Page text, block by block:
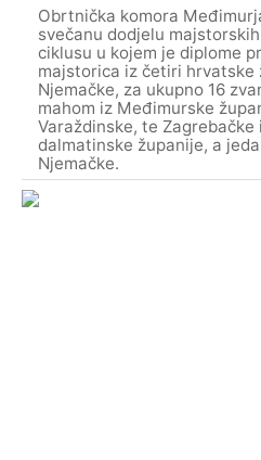
Obrtnička komora
svečanu dodjelu
ciklusu u kojem je diplome
majstorica iz četiri hrvatske
Njemačke, za ukupno 16
mahom iz Međimurske
Varaždinske, te
dalmatinske županije, a
Njemačke.